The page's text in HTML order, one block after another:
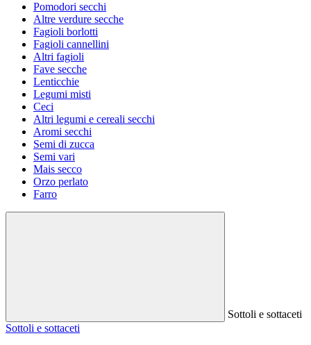
Pomodori secchi
Altre verdure secche
Fagioli borlotti
Fagioli cannellini
Altri fagioli
Fave secche
Lenticchie
Legumi misti
Ceci
Altri legumi e cereali secchi
Aromi secchi
Semi di zucca
Semi vari
Mais secco
Orzo perlato
Farro
Sottoli e sottaceti
Sottoli e sottaceti